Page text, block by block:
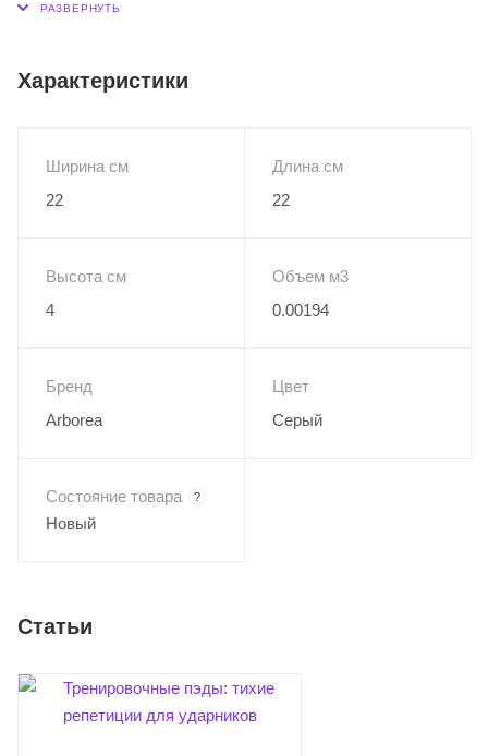
всей России !
Характеристики
Ширина см
22
Длина см
22
Высота см
4
Объем м3
0.00194
Бренд
Arborea
Цвет
Серый
Состояние товара ?
Новый
Статьи